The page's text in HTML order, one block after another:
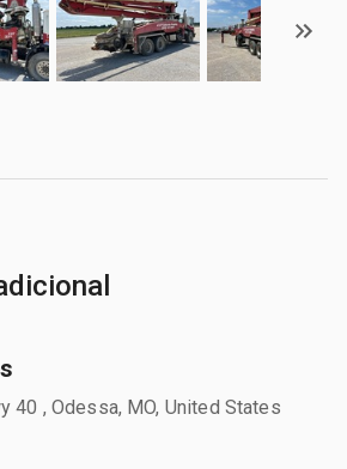
40 , Odessa, MO, United States